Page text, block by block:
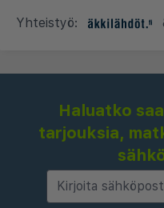
Yhteistyö:
Haluatko
tarjouksia,